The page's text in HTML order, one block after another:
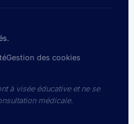
Gestion des cookies
à visée éducative et ne se
médicale.